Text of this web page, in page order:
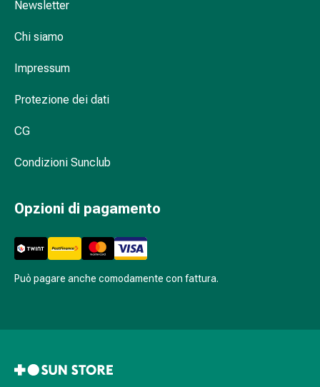
Infezione
Varicella
Protezione
insetticida
zanzare
e
zecche
per
Medicamenti
Newsletter
Chi siamo
Impressum
Protezione dei dati
CG
Condizioni Sunclub
Opzioni di pagamento
Può pagare anche comodamente con fattura.